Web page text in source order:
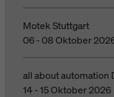
Motek Stuttgart
06 - 08 Oktober
all about automation
14 - 15 Oktober 2026